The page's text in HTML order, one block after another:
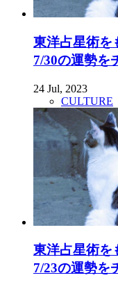
東洋占星術を
7/30の運勢を
24 Jul, 2023
CULTURE
東洋占星術を
7/23の運勢を